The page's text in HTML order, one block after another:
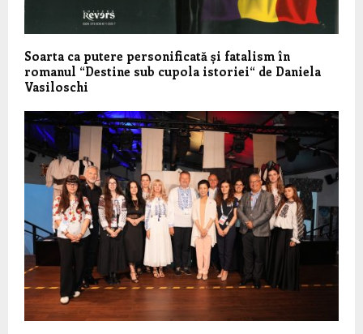
Soarta ca putere personificată și fatalism în
romanul “Destine sub cupola istoriei“ de Daniela
Vasiloschi